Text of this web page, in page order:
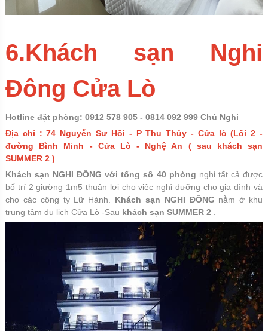
6.Khách sạn Nghi
Đông Cửa Lò
Hotline đặt phòng: 0912 578 905 - 0814 092 999 Chú Nghi
Địa chỉ : 74 Nguyễn Sư Hồi - P Thu Thủy - Cửa lò (Lối 2 -
đường Bình Minh - Cửa Lò - Nghệ An ( sau khách sạn
SUMMER 2 )
Khách sạn NGHI ĐÔNG với tổng số 40 phòng nghỉ tất cả được
bố trí 2 giường 1m5 thuận lợi cho việc nghỉ dưỡng cho gia đình và
cho các công ty Lữ Hành. Khách sạn NGHI ĐÔNG nằm ở khu
trung tâm du lịch Cửa Lò -Sau khách sạn SUMMER 2